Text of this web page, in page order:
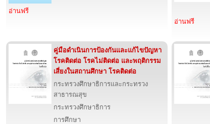
อ่านฟรี
อ่านฟรี
คู่มือดำเนินการป้องกันและแก้ไขปัญหา
โรคติดต่อ โรคไม่ติดต่อ และพฤติกรรม
เสี่ยงในสถานศึกษา โรคติดต่อ
กระทรวงศึกษาธิการและกระทรวง
สาธารณสุข
กระทรวงศึกษาธิการ
การศึกษา